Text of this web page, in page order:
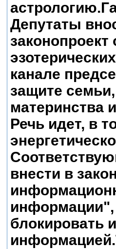
Депутаты
канале
защите
материнства
Речь идет, в
внести в
информации",
блокировать